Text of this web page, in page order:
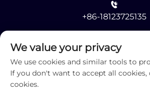
+86-18123725135
[email protected]
We value your privacy
We use cookies and similar tools to
If you don't want to accept all cookies,
cookies.